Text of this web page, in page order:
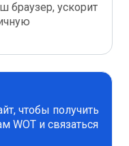
браузер, ускорит
чтобы получить
WOT и связаться